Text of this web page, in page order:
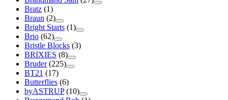
Bratz (1)
Braun (2)
Bright Starts (1)
Brio (62)
Bristle Blocks (3)
BRIXIES (8)
Bruder (225)
BT21 (17)
Butterflies (6)
byASTRUP (10)